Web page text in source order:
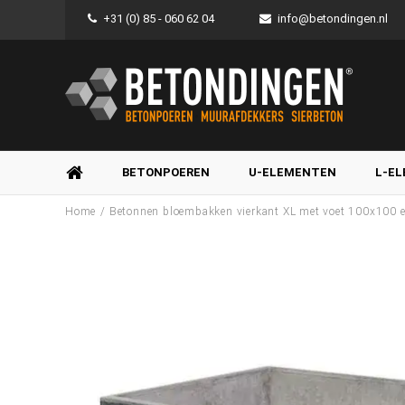
+31 (0) 85 - 060 62 04 info@betondingen.nl
BETONPOEREN U-ELEMENTEN L-
Home / Betonnen bloembakken vierkant XL met voet 100x100